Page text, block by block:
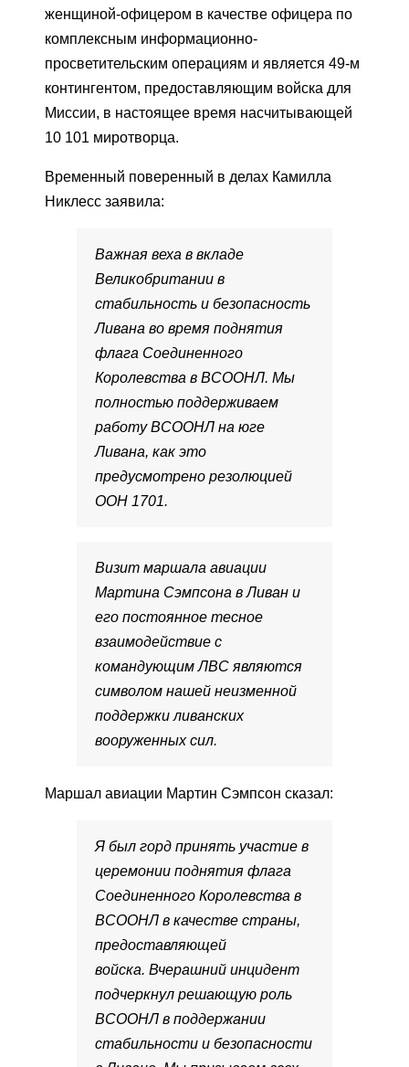
женщиной-офицером в качестве офицера по
комплексным информационно-
просветительским операциям и является 49-м
контингентом, предоставляющим войска для
Миссии, в настоящее время насчитывающей
10 101 миротворца.
Временный поверенный в делах Камилла
Никлесс заявила:
Важная веха в вкладе
Великобритании в
стабильность и безопасность
Ливана во время поднятия
флага Соединенного
Королевства в ВСООНЛ. Мы
полностью поддерживаем
работу ВСООНЛ на юге
Ливана, как это
предусмотрено резолюцией
ООН 1701.
Визит маршала авиации
Мартина Сэмпсона в Ливан и
его постоянное тесное
взаимодействие с
командующим ЛВС являются
символом нашей неизменной
поддержки ливанских
вооруженных сил.
Маршал авиации Мартин Сэмпсон сказал:
Я был горд принять участие в
церемонии поднятия флага
Соединенного Королевства в
ВСООНЛ в качестве страны,
предоставляющей
войска. Вчерашний инцидент
подчеркнул решающую роль
ВСООНЛ в поддержании
стабильности и безопасности